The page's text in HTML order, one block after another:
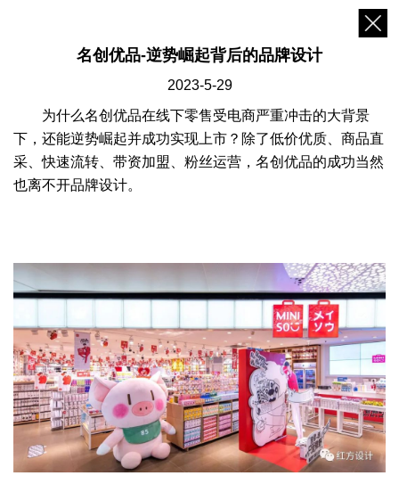
名创优品-逆势崛起背后的品牌设计
2023-5-29
为什么名创优品在线下零售受电商严重冲击的大背景
下， 还能逆势崛起并成功实现上市？除了低价优质、商品直
采、快速流转、带资加盟、粉丝运营，名创优品的成功当然
也离不开品牌设计。